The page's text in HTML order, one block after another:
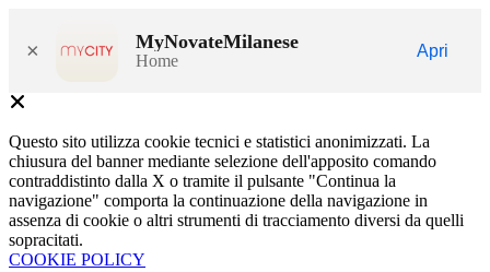
× MyNovateMilanese
Home
Apri
Questo sito utilizza cookie tecnici e statistici anonimizzati. La
chiusura del banner mediante selezione dell'apposito comando
contraddistinto dalla X o tramite il pulsante "Continua la
navigazione" comporta la continuazione della navigazione in
assenza di cookie o altri strumenti di tracciamento diversi da quelli
sopracitati.
COOKIE POLICY